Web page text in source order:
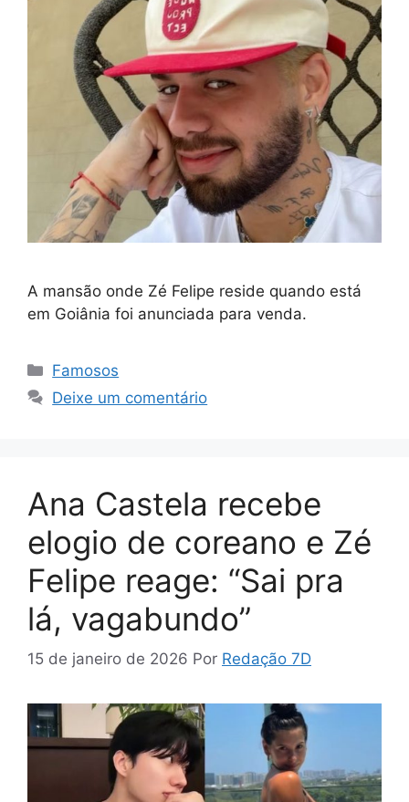
A mansão onde Zé Felipe reside quando está
em Goiânia foi anunciada para venda.
Categorias
Famosos
Deixe um comentário
Ana Castela recebe
elogio de coreano e Zé
Felipe reage: “Sai pra
lá, vagabundo”
15 de janeiro de 2026 Por Redação 7D